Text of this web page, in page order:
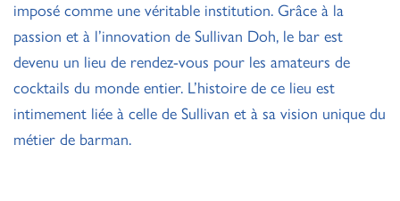
imposé comme une véritable institution. Grâce à la
passion et à l’innovation de Sullivan Doh, le bar est
devenu un lieu de rendez-vous pour les amateurs de
cocktails du monde entier. L’histoire de ce lieu est
intimement liée à celle de Sullivan et à sa vision unique du
métier de barman.